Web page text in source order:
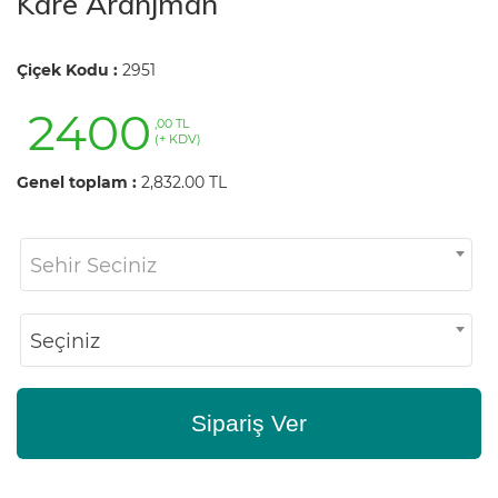
Çiçek Kodu : 2951
2400 ,00 TL
(+ KDV)
Genel toplam : 2,832.00 TL
Sehir Seciniz
Seçiniz
Sipariş Ver